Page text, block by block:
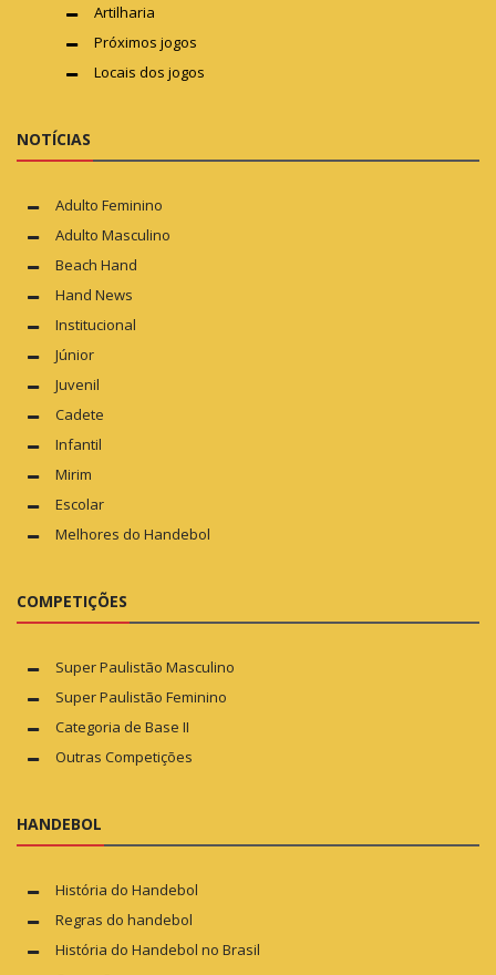
Artilharia
Próximos jogos
Locais dos jogos
NOTÍCIAS
Adulto Feminino
Adulto Masculino
Beach Hand
Hand News
Institucional
Júnior
Juvenil
Cadete
Infantil
Mirim
Escolar
Melhores do Handebol
COMPETIÇÕES
Super Paulistão Masculino
Super Paulistão Feminino
Categoria de Base II
Outras Competições
HANDEBOL
História do Handebol
Regras do handebol
História do Handebol no Brasil